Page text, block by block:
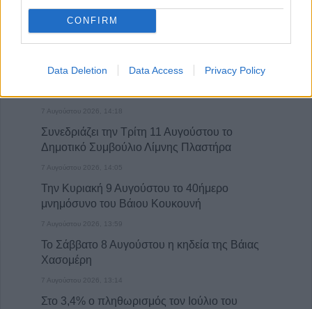
CONFIRM
Data Deletion Data Access Privacy Policy
τηλεφωνικών υποκλοπών
Πολιτισμού για δύο πολιτιστικά φεστιβάλ
7 Αυγούστου 2026, 14:18
Συνεδριάζει την Τρίτη 11 Αυγούστου το
Δημοτικό Συμβούλιο Λίμνης Πλαστήρα
7 Αυγούστου 2026, 14:05
Την Κυριακή 9 Αυγούστου το 40ήμερο
μνημόσυνο του Βάιου Κουκουνή
7 Αυγούστου 2026, 13:59
Το Σάββατο 8 Αυγούστου η κηδεία της Βάιας
Χασομέρη
7 Αυγούστου 2026, 13:14
Στο 3,4% ο πληθωρισμός τον Ιούλιο του